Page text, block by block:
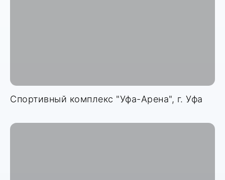
Спортивный комплекс "Уфа-Арена", г. Уфа